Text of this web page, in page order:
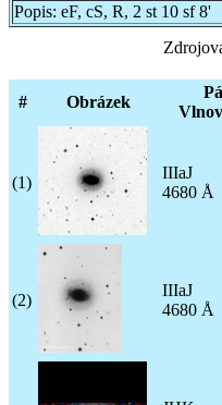
Popis: eF, cS, R, 2 st 10 sf 8'
# Obrázek
(1)
IIIaJ
4680 Å
(2)
IIIaJ
4680 Å